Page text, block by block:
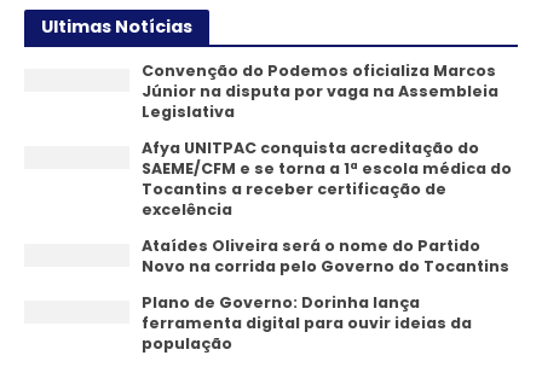
Ultimas Notícias
Convenção do Podemos oficializa Marcos
Júnior na disputa por vaga na Assembleia
Legislativa
Afya UNITPAC conquista acreditação do
SAEME/CFM e se torna a 1ª escola médica do
Tocantins a receber certificação de
excelência
Ataídes Oliveira será o nome do Partido
Novo na corrida pelo Governo do Tocantins
Plano de Governo: Dorinha lança
ferramenta digital para ouvir ideias da
população